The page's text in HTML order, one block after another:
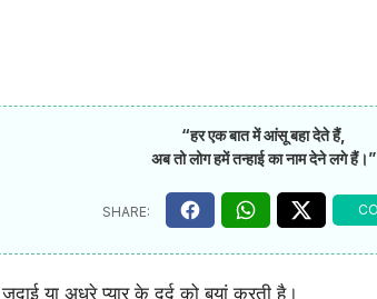
“हर एक बात में आंसू बहा देते हैं,
अब तो लोग हमें तन्हाई का नाम देने लगे हैं।”
जुदाई या अधूरे प्यार के दर्द को बयां करती है।